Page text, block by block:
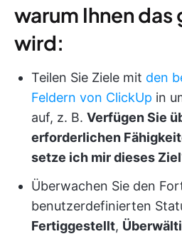
warum Ihnen das
wird:
Teilen Sie Ziele mit den
Feldern von ClickUp in
auf, z. B. Verfügen Sie
erforderlichen
setze ich mir dieses
Überwachen Sie den
benutzerdefinierten
Fertiggestellt,